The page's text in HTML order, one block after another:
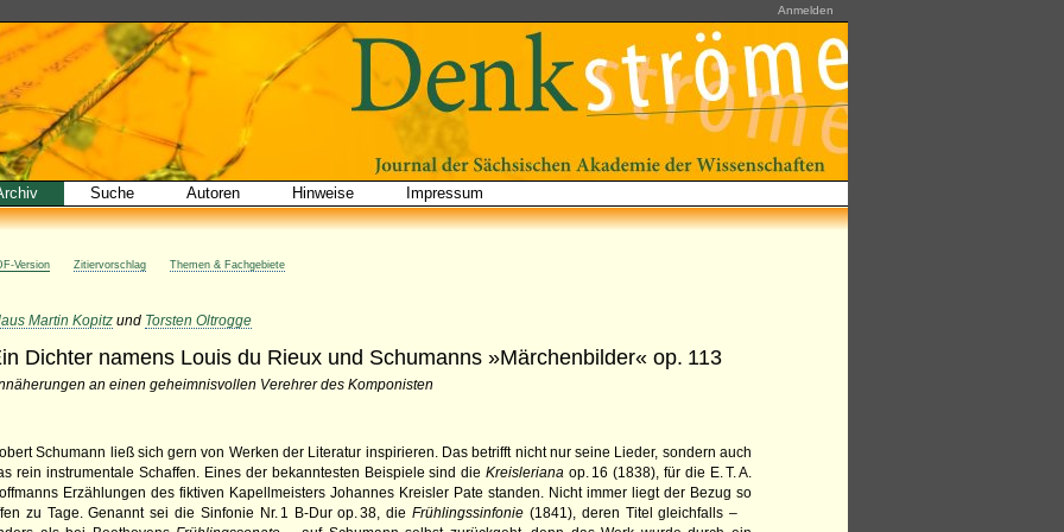
Anmelden
Suche Autoren Hinweise Impressum
Version Zitiervorschlag Themen & Fachgebiete
Martin Kopitz und Torsten Oltrogge
Dichter namens Louis du Rieux und Schumanns »Märchenbilder« op. 113
an einen geheimnisvollen Verehrer des Komponisten
Schumann ließ sich gern von Werken der Literatur inspirieren. Das betrifft nicht nur seine Lieder, sondern auch
rein instrumentale Schaffen. Eines der bekanntesten Beispiele sind dieKreisleriana op. 16 (1838), für die E. T. A.
Erzählungen des fiktiven Kapellmeisters Johannes Kreisler Pate standen. Nicht immer liegt der Bezug so
zu Tage. Genannt sei die Sinfonie Nr. 1 B-Dur op. 38, dieFrühlingssinfonie (1841), deren Titel gleichfalls –